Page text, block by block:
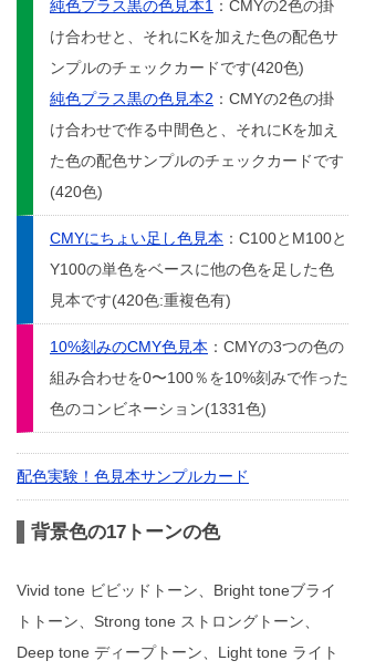
純色プラス黒の色見本1 ：CMYの2色の掛
け合わせと、それにKを加えた色の配色サ
ンプルのチェックカードです(420色)
純色プラス黒の色見本2 ：CMYの2色の掛
け合わせで作る中間色と、それにKを加え
た色の配色サンプルのチェックカードです
(420色)
CMYにちょい足し色見本 ：C100とM100と
Y100の単色をベースに他の色を足した色
見本です(420色:重複色有)
10%刻みのCMY色見本 ：CMYの3つの色の
組み合わせを0〜100％を10%刻みで作った
色のコンビネーション(1331色)
配色実験！色見本サンプルカード
背景色の17トーンの色
Vivid tone ビビッドトーン、Bright toneブライ
トトーン、Strong tone ストロングトーン、
Deep tone ディープトーン、Light tone ライト